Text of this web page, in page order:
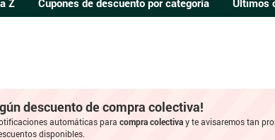
Z Cupones de descuento por categoría Últimos
descuento de compra colectiva!
automáticas paracompra colectivay te avisaremos tan
disponibles.